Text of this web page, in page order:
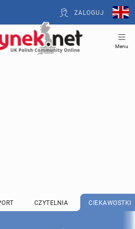
ZALOGUJ
Menu
CZYTELNIA CIEKAWOSTKI